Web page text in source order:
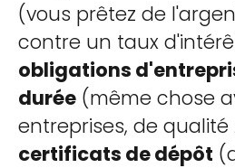
(vous prêtez de
contre un taux
obligations
durée (même chose
entreprises, de qualité
certificats de dépôt